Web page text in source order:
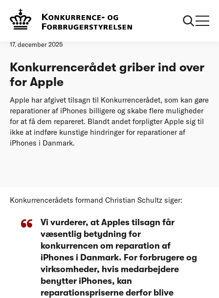
Forside
17. december 2025
Konkurrencerådet griber ind over
for Apple
Apple har afgivet tilsagn til Konkurrencerådet, som kan gøre
reparationer af iPhones billigere og skabe flere muligheder
for at få dem repareret. Blandt andet forpligter Apple sig til
ikke at indføre kunstige hindringer for reparationer af
iPhones i Danmark.
Konkurrencerådets formand Christian Schultz siger:
Vi vurderer, at Apples tilsagn får
væsentlig betydning for
konkurrencen om reparation af
iPhones i Danmark. For forbrugere og
virksomheder, hvis medarbejdere
benytter iPhones, kan
reparationspriserne derfor blive